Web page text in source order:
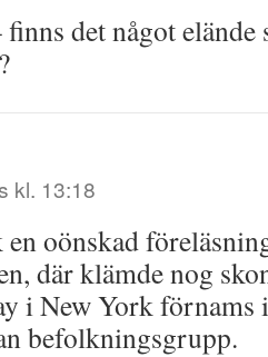
finns det något
kl. 13:18
oönskad
där klämde nog
i New York förnams
befolkningsgrupp.